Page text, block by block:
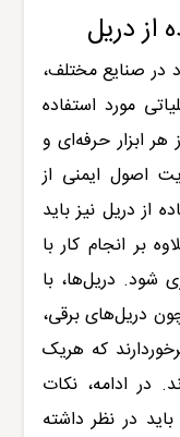
از دریل
در صنایع مختلف،
مورد استفاده
هر ابزار حرفه‌ای و
اصول ایمنی از
از دریل نیز باید
بر انجام کار با
شود. دریل‌ها، با
دریل‌های برقی،
که هریک
در ادامه، نکات
در نظر داشته